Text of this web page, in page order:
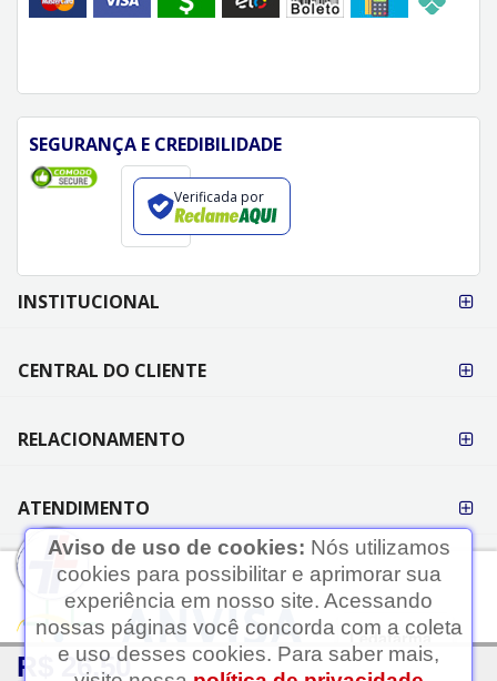
Ledafarma
Clique aqui...
R$ 26,50
SEGURANÇA E CREDIBILIDADE
Verificada por
FORMAS DE
PAGAMENTO
INSTITUCIONAL
CENTRAL DO CLIENTE
RELACIONAMENTO
ATENDIMENTO
Aviso de uso de cookies: Nós utilizamos
cookies para possibilitar e aprimorar sua
experiência em nosso site. Acessando
nossas páginas você concorda com a coleta
e uso desses cookies. Para saber mais,